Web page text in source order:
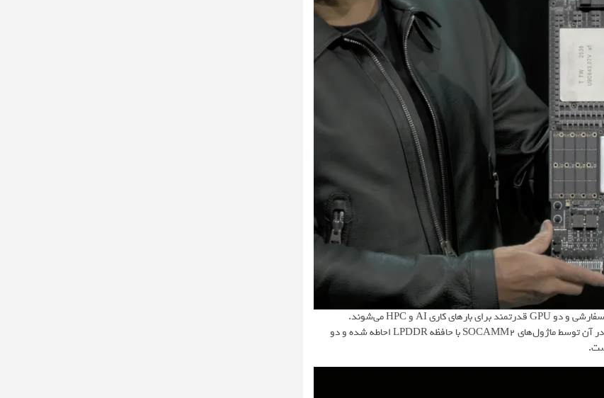
ابرتراشه‌های انویدیا معمولاً شبیه مادربردهای ضخیم هستند، زیرا شامل پردازنده سفارشی و دو GPU قدرتمند برای بارهای کاری AI و HPC می‌شوند.
ابرتراشه ورا روبین نیز از این قاعده مستثنی نیست و پردازنده 88 هسته‌ای Vera در آن توسط ماژول‌های SOCAMM2 با حافظه LPDDR احاطه شده و دو